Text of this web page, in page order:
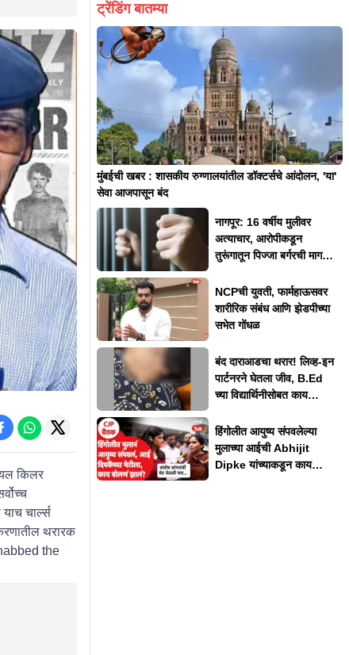
किलर
चार्ल्स
थरारक
the
ट्रेंडिंग बातम्या
मुंबईची खबर : शासकीय रुग्णालयांतील डॉक्टर्सचे आंदोलन, 'या'
सेवा आजपासून बंद
नागपूर: 16 वर्षीय मुलीवर
अत्याचार, आरोपीकडून
तुरूंगातून पिज्जा बर्गरची मागणी,
NCPची युवती, फार्महाऊसवर
शारीरिक संबंध आणि झेडपीच्या
सभेत गोंधळ
बंद दाराआडचा थरार! लिव्ह-इन
पार्टनरने घेतला जीव, B.Ed
च्या विद्यार्थिनीसोबत काय
हिंगोलीत आयुष्य संपवलेल्या
मुलाच्या आईची Abhijit
Dipke यांच्याकडून काय